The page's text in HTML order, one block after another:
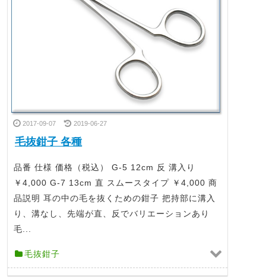
2017-09-07 2019-06-27
毛抜鉗子 各種
品番 仕様 価格（税込） G-5 12cm 反 溝入り
￥4,000 G-7 13cm 直 スムースタイプ ￥4,000 商
品説明 耳の中の毛を抜くための鉗子 把持部に溝入
り、溝なし、先端が直、反でバリエーションあり
毛...
毛抜鉗子